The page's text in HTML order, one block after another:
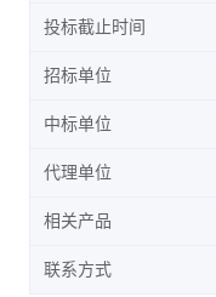
投标截止时间
招标单位
中标单位
代理单位
相关产品
联系方式